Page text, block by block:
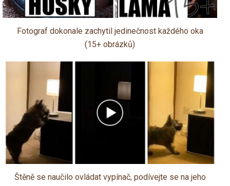
Fotograf dokonale zachytil jedinečnost každého oka
(15+ obrázků)
Štěně se naučilo ovládat vypínač, podívejte se na jeho